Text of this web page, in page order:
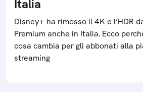
Italia
Disney+ ha rimosso il 4K e l’HDR
Premium anche in Italia. Ecco
cosa cambia per gli abbonati alla
streaming